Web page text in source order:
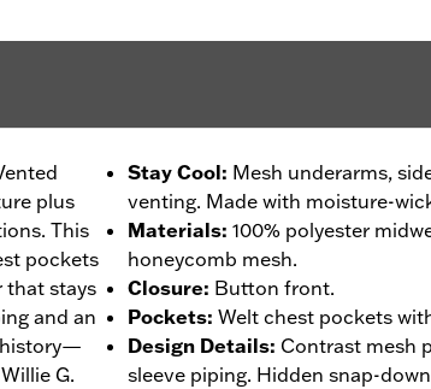
plus
This
pockets
that stays
and an
history—
G.
Stay Cool: Mesh underarms,
venting. Made with moisture-
Materials: 100% polyester
honeycomb mesh.
Closure: Button front.
Pockets: Welt chest pockets
Design Details: Contrast mesh
sleeve piping. Hidden snap-